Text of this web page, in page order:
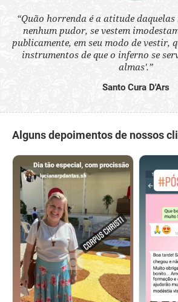
“Quão horrenda é a atitude daquelas
nenhum pudor, se vestem
publicamente, em seu modo de vestir,
instrumentos de que o inferno se
almas'.”
Santo Cura D'Ars
Alguns depoimentos de nossos